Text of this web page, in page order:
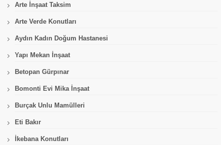
Arte İnşaat Taksim
Arte Verde Konutları
Aydın Kadın Doğum Hastanesi
Yapı Mekan İnşaat
Betopan Gürpınar
Bomonti Evi Mika İnşaat
Burçak Unlu Mamülleri
Eti Bakır
İkebana Konutları